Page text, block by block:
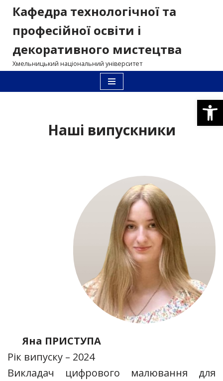
Перейти
вмісту
Кафедра технологічної та
професійної освіти і
декоративного мистецтва
Хмельницький національний університет
Наші випускники
Яна ПРИСТУПА
Рік випуску – 2024
Викладач цифрового малювання для